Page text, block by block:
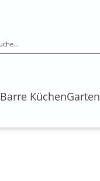
Barre KüchenGarten